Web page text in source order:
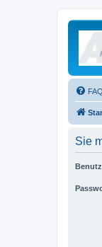
FAQ
Sie